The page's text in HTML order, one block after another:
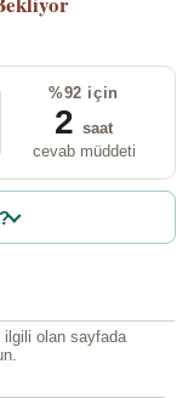
%92 için
2 saat
cevab müddeti
ilgili olan sayfada